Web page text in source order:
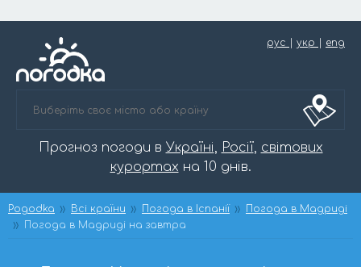
рус укр eng
Прогноз погоди в Україні, Росії, світових
курортах на 10 днів.
Pogodka Всі країни Погода в Іспанії
Погода в Мадриді
Погода в Мадриді на завтра